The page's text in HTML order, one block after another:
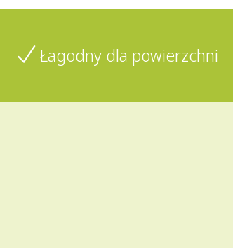
Łagodny dla powierzchni